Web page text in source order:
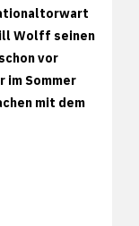
Wolff seinen
vor
im Sommer
mit dem